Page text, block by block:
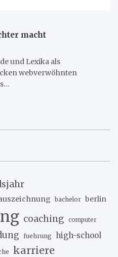
macht
und Lexika als
webverwöhnten
bachelor berlin
coaching computer
fuehrung high-school
karriere